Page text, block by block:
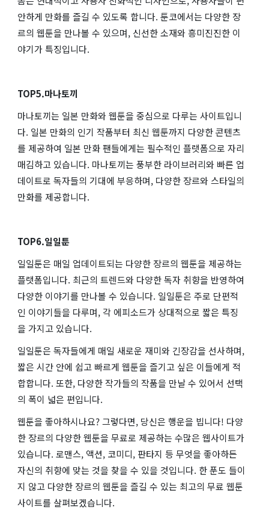
안하게 만화를 즐길 수 있도록 합니다. 툰코에서는 다양한 장
르의 웹툰을 만나볼 수 있으며, 신선한 소재와 흥미진진한 이
야기가 특징입니다.
TOP5.마나토끼
마나토끼는 일본 만화와 웹툰을 중심으로 다루는 사이트입니
다. 일본 만화의 인기 작품부터 최신 웹툰까지 다양한 콘텐츠
를 제공하여 일본 만화 팬들에게는 필수적인 플랫폼으로 자리
매김하고 있습니다. 마나토끼는 풍부한 라이브러리와 빠른 업
데이트로 독자들의 기대에 부응하며, 다양한 장르와 스타일의
만화를 제공합니다.
TOP6.일일툰
일일툰은 매일 업데이트되는 다양한 장르의 웹툰을 제공하는
플랫폼입니다. 최근의 트렌드와 다양한 독자 취향을 반영하여
다양한 이야기를 만나볼 수 있습니다. 일일툰은 주로 단편적
인 이야기들을 다루며, 각 에피소드가 상대적으로 짧은 특징
을 가지고 있습니다.
일일툰은 독자들에게 매일 새로운 재미와 긴장감을 선사하며,
짧은 시간 안에 쉽고 빠르게 웹툰을 즐기고 싶은 이들에게 적
합합니다. 또한, 다양한 작가들의 작품을 만날 수 있어서 선택
의 폭이 넓은 편입니다.
웹툰을 좋아하시나요? 그렇다면, 당신은 행운을 빕니다! 다양
한 장르의 다양한 웹툰을 무료로 제공하는 수많은 웹사이트가
있습니다. 로맨스, 액션, 코미디, 판타지 등 무엇을 좋아하든
자신의 취향에 맞는 것을 찾을 수 있을 것입니다. 한 푼도 들이
지 않고 다양한 장르의 웹툰을 즐길 수 있는 최고의 무료 웹툰
사이트를 살펴보겠습니다.